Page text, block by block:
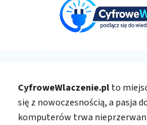
CyfroweWlaczenie.plto
się z nowoczesnością, a pasja
komputerów trwa